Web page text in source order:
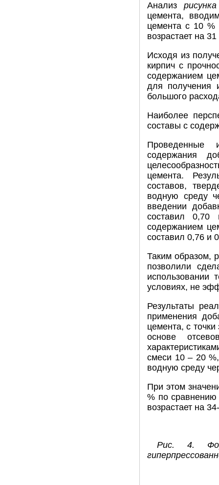
Анализ
цемента,
цемента с 10 %
возрастает на 31
Исходя из
кирпич с
содержанием
для получения
большого
Наиболее
составы с
Проведенные
содержания
цемента.
составов,
водную среду
введении
составил 0,70
содержанием
составил 0,76 и
Таким образом,
позволили
использовании
условиях, не
Результаты
применения
цемента, с
основе
смеси 10 – 20
водную среду
При этом
% по сравнению
возрастает на
Рис. 4.